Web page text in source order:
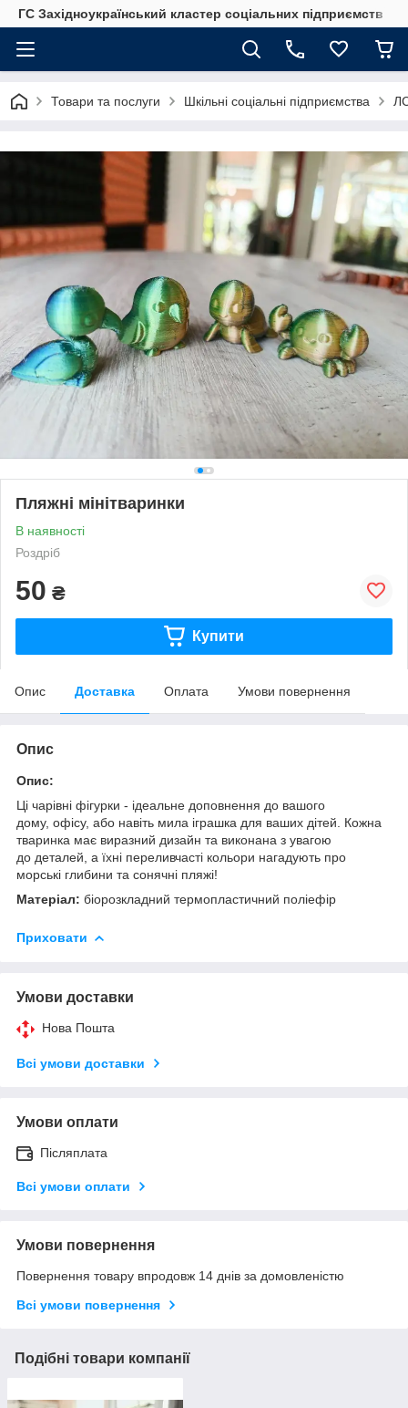
ГС Західноукраїнський кластер соціальних підприємств
Товари та послуги Шкільні соціальні підприємства
Пляжні мінітваринки
В наявності
Роздріб
50 ₴
Купити
Опис Доставка Оплата Умови повернення
Опис
Опис:
Ці чарівні фігурки - ідеальне доповнення до вашого
дому, офісу, або навіть мила іграшка для ваших дітей. Кожна
тваринка має виразний дизайн та виконана з увагою
до деталей, а їхні переливчасті кольори нагадують про
морські глибини та сонячні пляжі!
Матеріал: біорозкладний термопластичний поліефір
Приховати
Умови доставки
Нова Пошта
Всі умови доставки
Умови оплати
Післяплата
Всі умови оплати
Умови повернення
Повернення товару впродовж 14 днів за домовленістю
Всі умови повернення
Подібні товари компанії